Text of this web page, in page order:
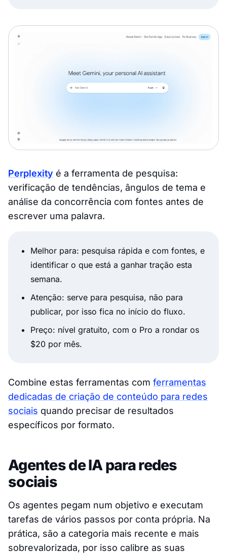
Perplexity é a ferramenta de pesquisa:
verificação de tendências, ângulos de tema e
análise da concorrência com fontes antes de
escrever uma palavra.
Melhor para: pesquisa rápida e com fontes, e
identificar o que está a ganhar tração esta
semana.
Atenção: serve para pesquisa, não para
publicar, por isso fica no início do fluxo.
Preço: nível gratuito, com o Pro a rondar os
$20 por mês.
Combine estas ferramentas com ferramentas
dedicadas de criação de conteúdo para redes
sociais quando precisar de resultados
específicos por formato.
Agentes de IA para redes
sociais
Os agentes pegam num objetivo e executam
tarefas de vários passos por conta própria. Na
prática, são a categoria mais recente e mais
sobrevalorizada, por isso calibre as suas